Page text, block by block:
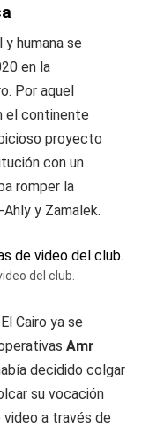
humana se
en la
Por aquel
el continente
proyecto
con un
romper la
y Zamalek.
del club.
Cairo ya se
Amr
decidido colgar
su vocación
video a través de